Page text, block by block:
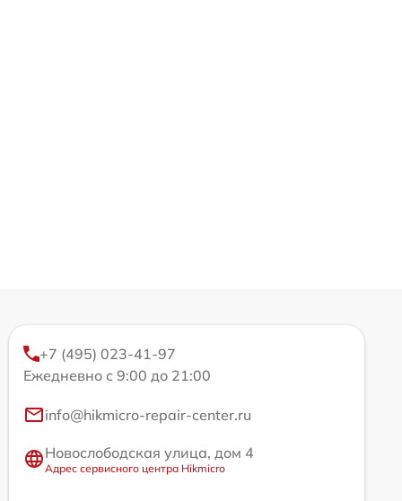
+7 (495) 023-41-97
Ежедневно с 9:00 до 21:00
info@hikmicro-repair-center.ru
Новослободская улица, дом 4
Адрес сервисного центра Hikmicro